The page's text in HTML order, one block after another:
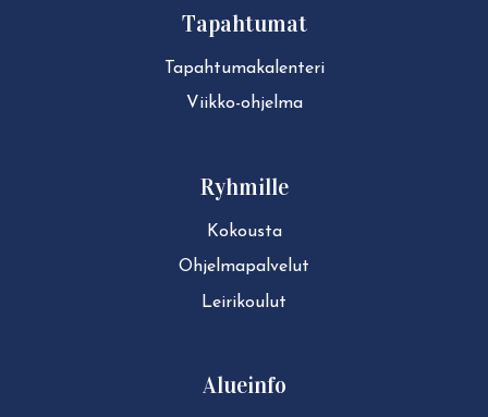
Tapahtumat
Ta­pah­tu­ma­ka­len­te­ri
Viikko-ohjelma
Ryhmille
Kokousta
Ohjelmapalvelut
Leirikoulut
Alueinfo